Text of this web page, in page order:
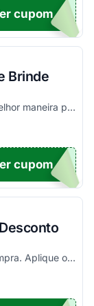
UPOM
cupom
Brinde
Não fique de fora dessa e economize da melhor maneira possível!
BAG
cupom
Aproveite esse cupom Lojas Rede na 1ª compra. Aplique o código Lojas Rede na sacola e ganhe outro perfume. Consulte condições e desfrute!